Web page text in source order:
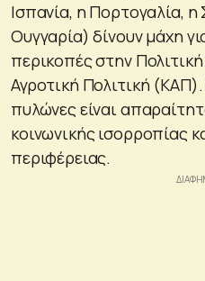
Ισπανία, η Πορτογαλία, η
Ουγγαρία) δίνουν μάχη
περικοπές στην
Αγροτική Πολιτική
πυλώνες είναι
κοινωνικής ισορροπίας
περιφέρειας.